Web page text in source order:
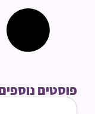
נוספים